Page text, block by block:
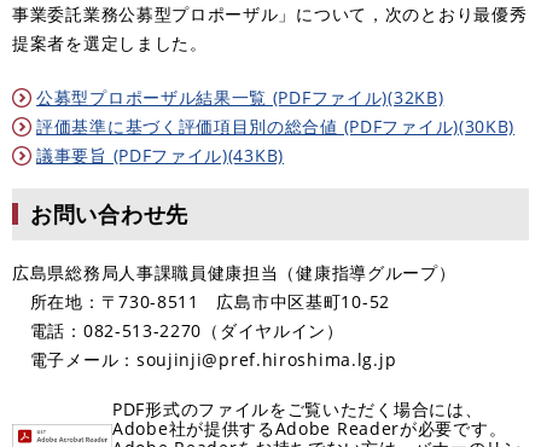
事業委託業務公募型プロポーザル」について，次のとおり最優秀
提案者を選定しました。
公募型プロポーザル結果一覧 (PDFファイル)(32KB)
評価基準に基づく評価項目別の総合値 (PDFファイル)(30KB)
議事要旨 (PDFファイル)(43KB)
お問い合わせ先
広島県総務局人事課職員健康担当（健康指導グループ）
所在地：〒730-8511 広島市中区基町10-52
電話：082-513-2270（ダイヤルイン）
電子メール：soujinji@pref.hiroshima.lg.jp
PDF形式のファイルをご覧いただく場合には、
Adobe社が提供するAdobe Readerが必要です。